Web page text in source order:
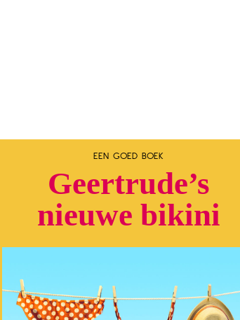
EEN GOED BOEK
Geertrude’s
nieuwe bikini